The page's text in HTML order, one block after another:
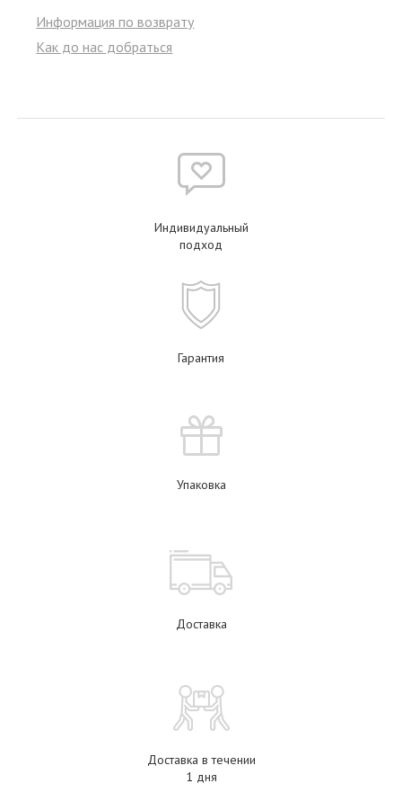
Информация по возврату
Как до нас добраться
Индивидуальный
подход
Гарантия
Упаковка
Доставка
Доставка в течении
1 дня